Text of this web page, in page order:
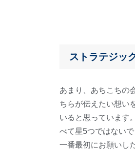
ストラテジッ
あまり、あちこちの
ちらが伝えたい想い
いると思っています
べて星5つではないで
一番最初にお願いし